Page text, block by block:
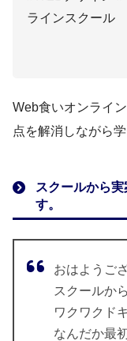
ラインスクール
Web食いオンライ
点を解消しながら
スクールから
す。
おはようご
スクールか
ワクワクド
なんだか最